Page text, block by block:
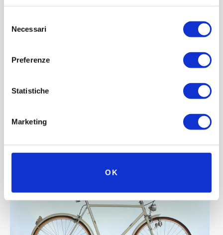
delNecessari
Preferenze
Statistiche
Marketing
OK